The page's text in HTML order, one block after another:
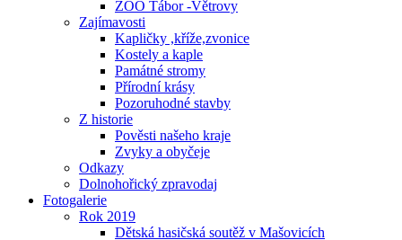
ZOO Tábor -Větrovy
Zajímavosti
Kapličky ,kříže,zvonice
Kostely a kaple
Památné stromy
Přírodní krásy
Pozoruhodné stavby
Z historie
Pověsti našeho kraje
Zvyky a obyčeje
Odkazy
Dolnohořický zpravodaj
Fotogalerie
Rok 2019
Dětská hasičská soutěž v Mašovicích